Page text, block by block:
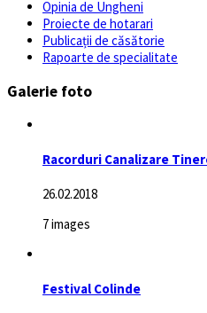
Opinia de Ungheni
Proiecte de hotarari
Publicații de căsătorie
Rapoarte de specialitate
Galerie foto
Racorduri Canalizare
26.02.2018
7 images
Festival Colinde